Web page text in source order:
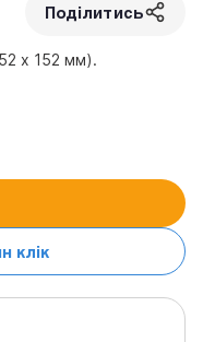
Поділитись
х 152 мм).
клік